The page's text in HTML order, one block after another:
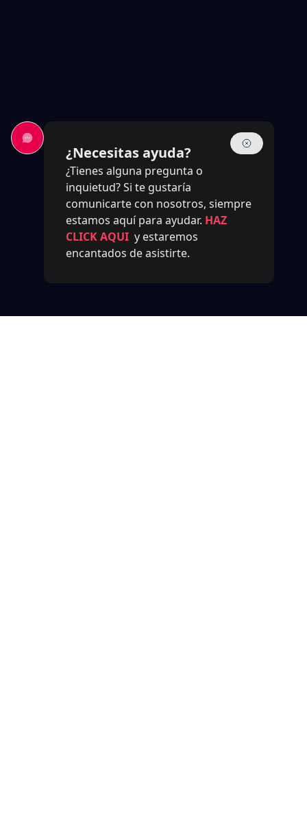
¿Necesitas ayuda?
¿Tienes alguna pregunta o
inquietud? Si te gustaría
comunicarte con nosotros, siempre
estamos aquí para ayudar. HAZ
CLICK AQUI y estaremos
encantados de asistirte.